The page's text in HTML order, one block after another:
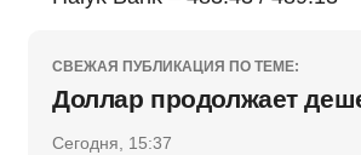
СВЕЖАЯ ПУБЛИКАЦИЯ ПО ТЕМЕ:
Доллар продолжает
Сегодня, 15:37